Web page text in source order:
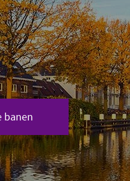
banen